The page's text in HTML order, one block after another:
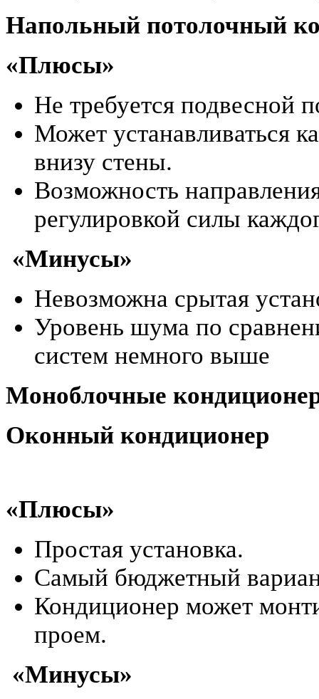
Напольный потолочный
«Плюсы»
Не требуется подвесной
Может устанавливаться
внизу стены.
Возможность
регулировкой силы
«Минусы»
Невозможна срытая
Уровень шума по
систем немного выше
Моноблочные
Оконный кондиционер
«Плюсы»
Простая установка.
Самый бюджетный
Кондиционер может
проем.
«Минусы»